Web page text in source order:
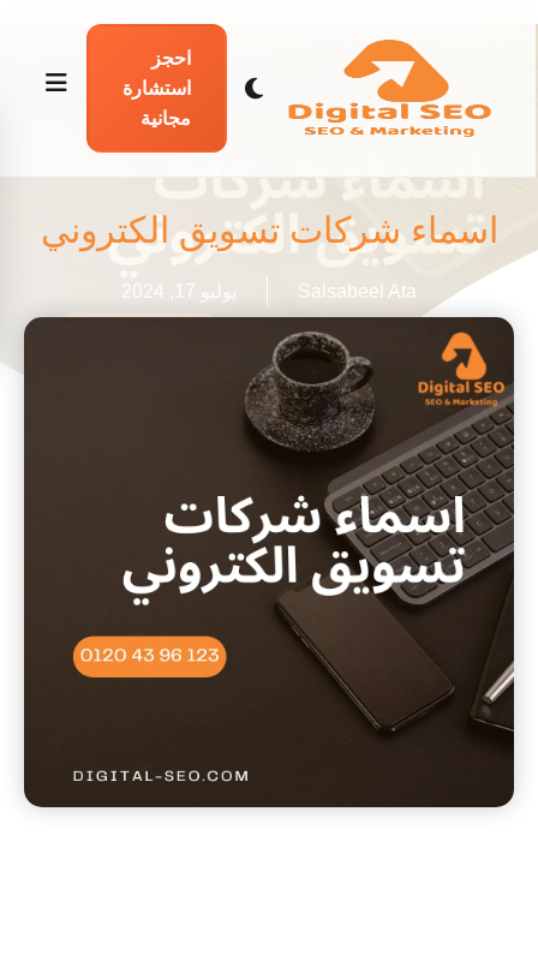
احجز
استشارة
مجانية
اسماء شركات تسويق الكتروني
Salsabeel Ata يوليو 17, 2024